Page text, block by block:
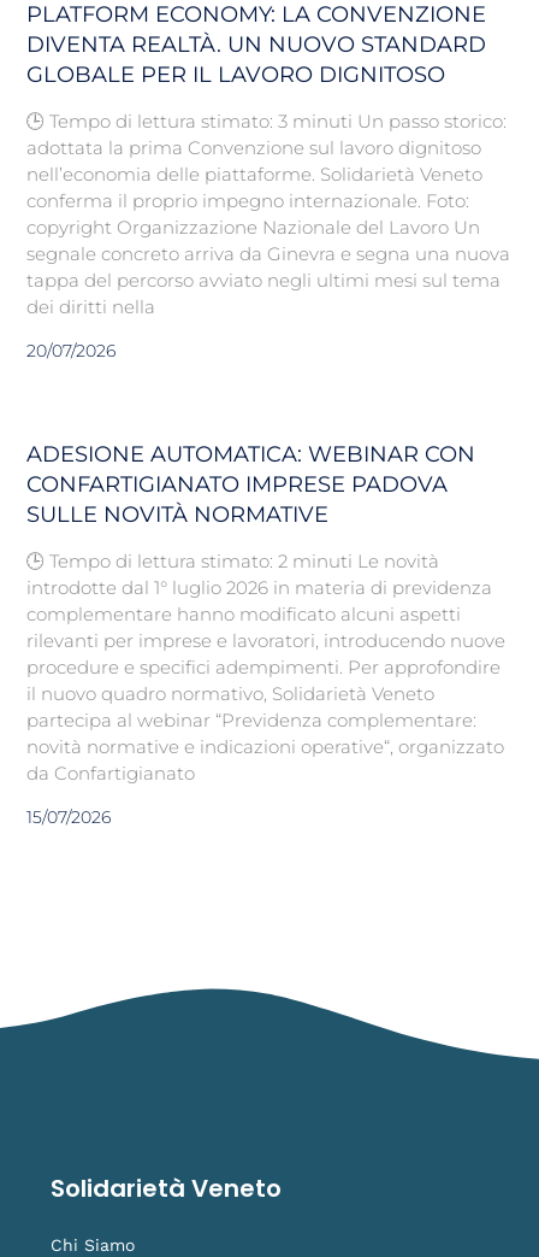
PLATFORM ECONOMY: LA CONVENZIONE
DIVENTA REALTÀ. UN NUOVO STANDARD
GLOBALE PER IL LAVORO DIGNITOSO
🕒 Tempo di lettura stimato: 3 minuti Un passo storico:
adottata la prima Convenzione sul lavoro dignitoso
nell’economia delle piattaforme. Solidarietà Veneto
conferma il proprio impegno internazionale. Foto:
copyright Organizzazione Nazionale del Lavoro Un
segnale concreto arriva da Ginevra e segna una nuova
tappa del percorso avviato negli ultimi mesi sul tema
dei diritti nella
20/07/2026
ADESIONE AUTOMATICA: WEBINAR CON
CONFARTIGIANATO IMPRESE PADOVA
SULLE NOVITÀ NORMATIVE
🕒 Tempo di lettura stimato: 2 minuti Le novità
introdotte dal 1° luglio 2026 in materia di previdenza
complementare hanno modificato alcuni aspetti
rilevanti per imprese e lavoratori, introducendo nuove
procedure e specifici adempimenti. Per approfondire
il nuovo quadro normativo, Solidarietà Veneto
partecipa al webinar “Previdenza complementare:
novità normative e indicazioni operative“, organizzato
da Confartigianato
15/07/2026
Solidarietà Veneto
Chi Siamo